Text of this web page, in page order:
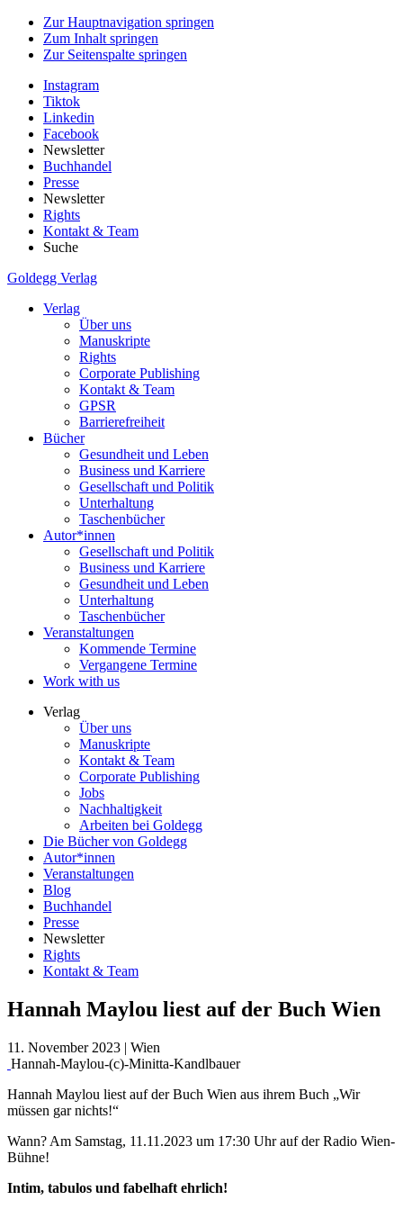
Zur Hauptnavigation springen
Zum Inhalt springen
Zur Seitenspalte springen
Instagram
Tiktok
Linkedin
Facebook
Newsletter
Buchhandel
Presse
Newsletter
Rights
Kontakt & Team
Suche
Goldegg Verlag
Verlag
Über uns
Manuskripte
Rights
Corporate Publishing
Kontakt & Team
GPSR
Barrierefreiheit
Bücher
Gesundheit und Leben
Business und Karriere
Gesellschaft und Politik
Unterhaltung
Taschenbücher
Autor*innen
Gesellschaft und Politik
Business und Karriere
Gesundheit und Leben
Unterhaltung
Taschenbücher
Veranstaltungen
Kommende Termine
Vergangene Termine
Work with us
Verlag
Über uns
Manuskripte
Kontakt & Team
Corporate Publishing
Jobs
Nachhaltigkeit
Arbeiten bei Goldegg
Die Bücher von Goldegg
Autor*innen
Veranstaltungen
Blog
Buchhandel
Presse
Newsletter
Rights
Kontakt & Team
Hannah Maylou liest auf der Buch Wien
11. November 2023 | Wien
Hannah-Maylou-(c)-Minitta-Kandlbauer
Hannah Maylou liest auf der Buch Wien aus ihrem Buch „Wir
müssen gar nichts!“
Wann? Am Samstag, 11.11.2023 um 17:30 Uhr auf der Radio Wien-
Bühne!
Intim, tabulos und fabelhaft ehrlich!